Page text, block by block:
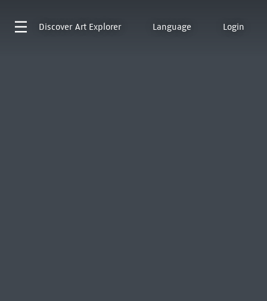
Discover Art Explorer Language Login